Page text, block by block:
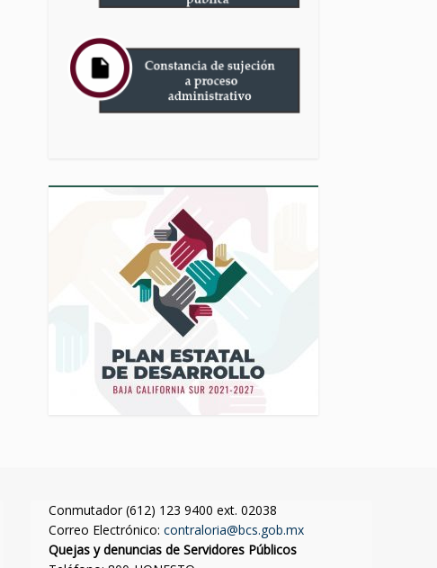
Conmutador (612) 123 9400 ext. 02038
Correo Electrónico:contraloria@bcs.gob.mx
Quejas y denuncias de Servidores Públicos